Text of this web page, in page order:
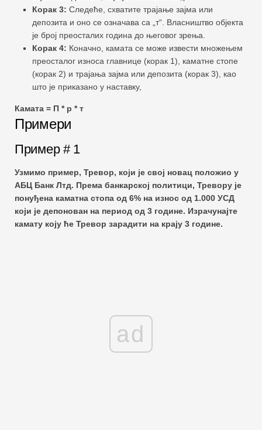
Корак 3: Следеће, схватите трајање зајма или
депозита и оно се означава са „т“. Власништво објекта
је број преосталих година до његовог зрења.
Корак 4: Коначно, камата се може извести множењем
преосталог износа главнице (корак 1), каматне стопе
(корак 2) и трајања зајма или депозита (корак 3), као
што је приказано у наставку,
Камата = П * р * т
Примери
Пример # 1
Узмимо пример, Тревор, који је свој новац положио у
АБЦ Банк Лтд. Према банкарској политици, Тревору је
понуђена каматна стопа од 6% на износ од 1.000 УСД
који је депонован на период од 3 године. Израчунајте
камату коју ће Тревор зарадити на крају 3 године.
ad